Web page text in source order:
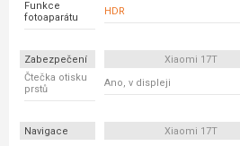
Funkce
fotoaparátu
HDR
Zabezpečení Xiaomi 17T
Čtečka otisku
prstů
Ano, v displeji
Navigace Xiaomi 17T